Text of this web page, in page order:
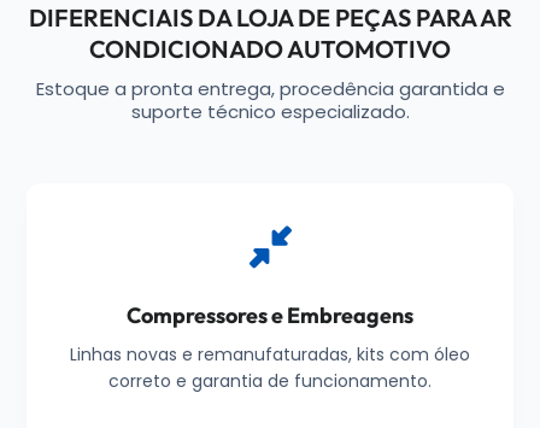
DIFERENCIAIS DA LOJA DE PEÇAS PARA AR
CONDICIONADO AUTOMOTIVO
Estoque a pronta entrega, procedência garantida e
suporte técnico especializado.
Compressores e Embreagens
Linhas novas e remanufaturadas, kits com óleo
correto e garantia de funcionamento.